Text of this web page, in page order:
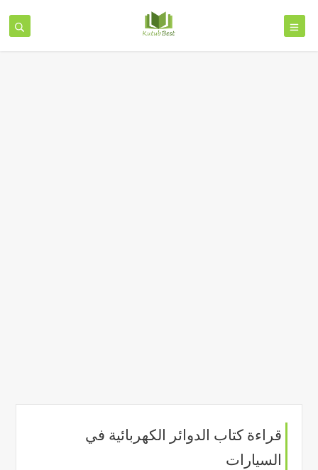
قراءة كتاب الدوائر الكهربائية في
السيارات